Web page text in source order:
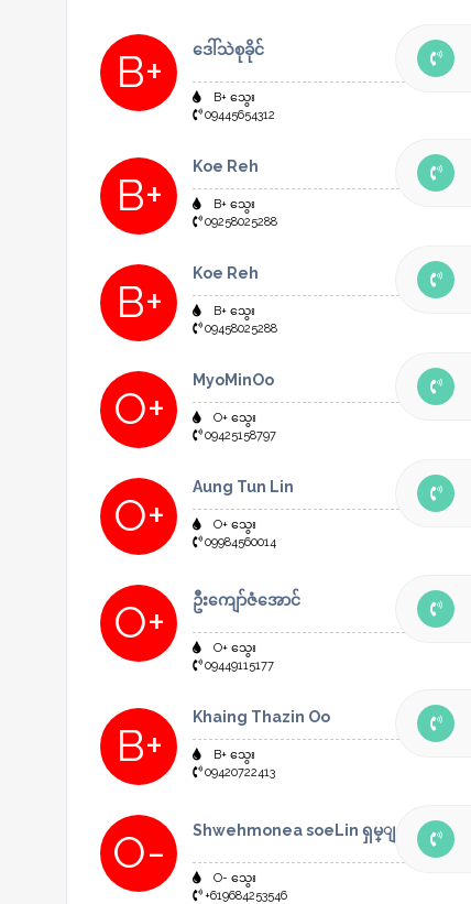
B+ ဒေါ်သဲစုခိုင်
B+ သွေး
09445654312
B+
Koe Reh
B+ သွေး
09258025288
B+
Koe Reh
B+ သွေး
09458025288
O+
MyoMinOo
O+ သွေး
09425158797
O+
Aung Tun Lin
O+ သွေး
09984560014
O+ ဦးကျော်ဇံအောင်
O+ သွေး
09449115177
B+
Khaing Thazin Oo
B+ သွေး
09420722413
O- Shwehmonea soeLin ရှမ္ျပည္နယ္လားရူိး
O- သွေး
+619684253546